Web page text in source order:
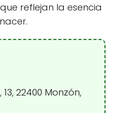
reflejan la esencia
22400 Monzón,